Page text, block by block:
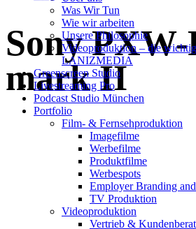
Was Wir Tun
Wie wir arbeiten
Unsere Philosophie
Videoproduktion – die
LANIZMEDIA
Greenscreen Studio
Livestreaming Pro
Podcast Studio München
Portfolio
Film- & Fernsehproduktion
Imagefilme
Werbefilme
Produktfilme
Werbespots
Employer Branding
TV Produktion
Videoproduktion
Vertrieb &
Sony PXW-
mark II